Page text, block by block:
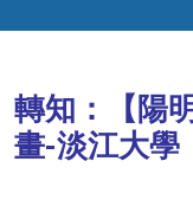
轉知：【陽
畫-淡江大學